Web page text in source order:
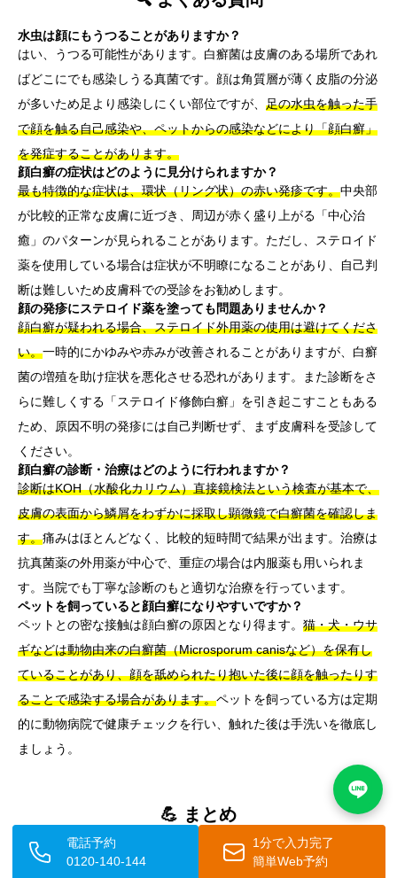
水虫は顔にもうつることがありますか？
はい、うつる可能性があります。白癬菌は皮膚のある場所であれ
ばどこにでも感染しうる真菌です。顔は角質層が薄く皮脂の分泌
が多いため足より感染しにくい部位ですが、 足の水虫を触った手
で顔を触る自己感染や、ペットからの感染などにより「顔白癬」
を発症することがあります。
顔白癬の症状はどのように見分けられますか？
最も特徴的な症状は、環状（リング状）の赤い発疹です。中央部
が比較的正常な皮膚に近づき、周辺が赤く盛り上がる「中心治
癒」のパターンが見られることがあります。ただし、ステロイド
薬を使用している場合は症状が不明瞭になることがあり、自己判
断は難しいため皮膚科での受診をお勧めします。
顔の発疹にステロイド薬を塗っても問題ありませんか？
顔白癬が疑われる場合、ステロイド外用薬の使用は避けてくださ
い。一時的にかゆみや赤みが改善されることがありますが、白癬
菌の増殖を助け症状を悪化させる恐れがあります。また診断をさ
らに難しくする「ステロイド修飾白癬」を引き起こすこともある
ため、原因不明の発疹には自己判断せず、まず皮膚科を受診して
ください。
顔白癬の診断・治療はどのように行われますか？
診断はKOH（水酸化カリウム）直接鏡検法という検査が基本で、
皮膚の表面から鱗屑をわずかに採取し顕微鏡で白癬菌を確認しま
す。痛みはほとんどなく、比較的短時間で結果が出ます。治療は
抗真菌薬の外用薬が中心で、重症の場合は内服薬も用いられま
す。当院でも丁寧な診断のもと適切な治療を行っています。
ペットを飼っていると顔白癬になりやすいですか？
ペットとの密な接触は顔白癬の原因となり得ます。 猫・犬・ウサ
ギなどは動物由来の白癬菌（Microsporum canisなど）を保有し
ていることがあり、顔を舐められたり抱いた後に顔を触ったりす
ることで感染する場合があります。ペットを飼っている方は定期
的に動物病院で健康チェックを行い、触れた後は手洗いを徹底し
ましょう。
💪 まとめ
水虫の原因菌である白癬菌は、足だけでなく顔にも感染する可能
電話予約
0120-140-144
1分で入力完了
簡単Web予約